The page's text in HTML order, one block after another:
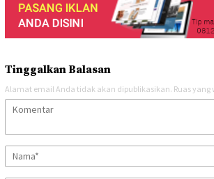
Tinggalkan Balasan
Alamat email Anda tidak akan dipublikasikan. Ruas